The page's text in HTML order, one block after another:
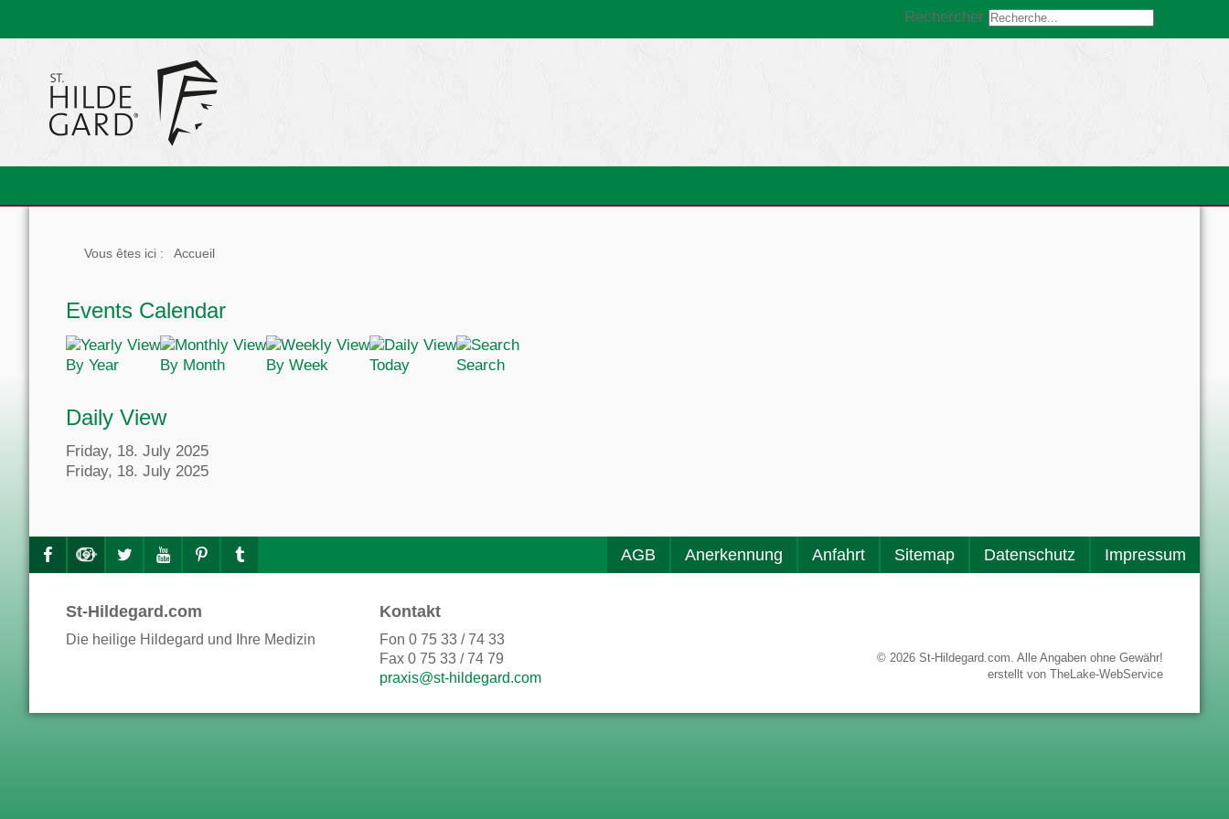
Rechercher
Vous êtes ici : Accueil
Events Calendar
By Year By Month By Week Today Search
Daily View
Friday, 18. July 2025
Friday, 18. July 2025
AGB Anerkennung Anfahrt Sitemap Datenschutz Impressum
St-Hildegard.com
Die heilige Hildegard und Ihre Medizin
Kontakt
Fon 0 75 33 / 74 33
Fax 0 75 33 / 74 79
praxis@st-hildegard.com
© 2026 St-Hildegard.com. Alle Angaben ohne Gewähr!
erstellt von TheLake-WebService